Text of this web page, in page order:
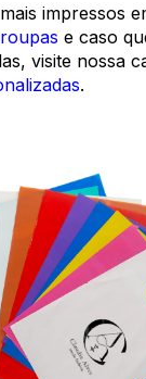
impressos
e caso
visite nossa
.